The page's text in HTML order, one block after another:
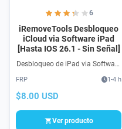
6
iRemoveTools Desbloqueo
iCloud via Software iPad
[Hasta IOS 26.1 - Sin Señal]
Desbloqueo de iPad via Software
bloqueo de iCloud de iPad via
Software USB en todas las
problema de pantalla bloqueada
FRP 1-4 h
$8.00 USD
Ver producto